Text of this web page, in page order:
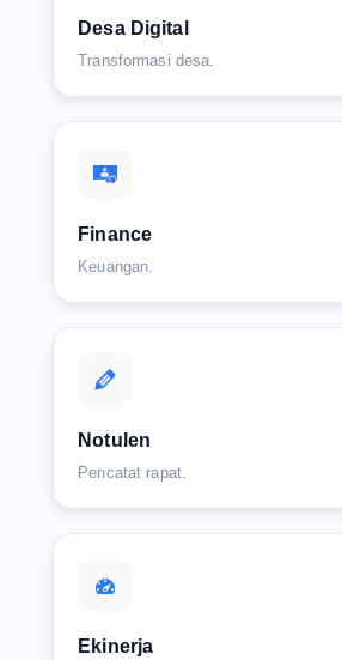
Desa Digital
Transformasi desa.
Finance
Keuangan.
Notulen
Pencatat rapat.
Ekinerja